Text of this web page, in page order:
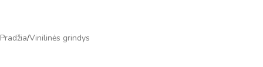
Pradžia/Vinilinės grindys